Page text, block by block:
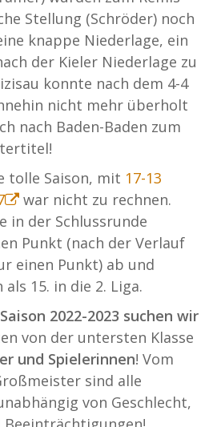
Stellung (Schröder) noch
knappe Niederlage, ein
der Kieler Niederlage zu
konnte nach dem 4-4
nicht mehr überholt
nach Baden-Baden zum
tolle Saison, mit 17-13
war nicht zu rechnen.
in der Schlussrunde
Punkt (nach der Verlauf
einen Punkt) ab und
15. in die 2. Liga.
Saison 2022-2023 suchen wir
von der untersten Klasse
und Spielerinnen! Vom
sind alle
von Geschlecht,